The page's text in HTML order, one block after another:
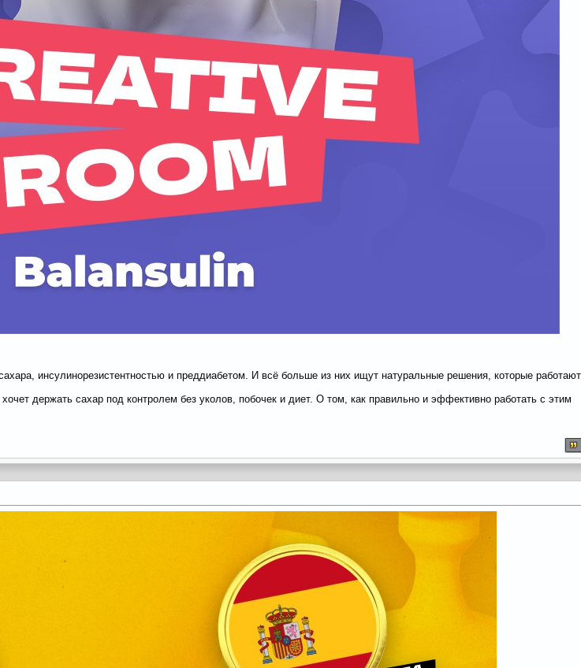
инсулинорезистентностью и преддиабетом. И всё больше из них ищут натуральные решения, которые
держать сахар под контролем без уколов, побочек и диет. О том, как правильно и эффективно работать с этим